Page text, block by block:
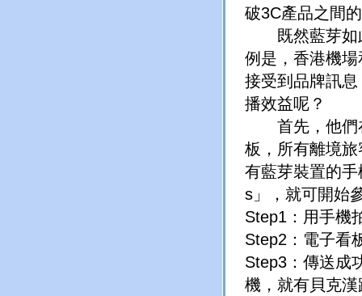
破3C產品之間
既然藍芽如此
例是，香港機
接受到品牌訊
播效益呢？
首先，他們在
板，所有離境
有藍芽裝置的
s」，就可開始
Step1：用手機
Step2：電子看
Step3：傳送成
機，就有貝克